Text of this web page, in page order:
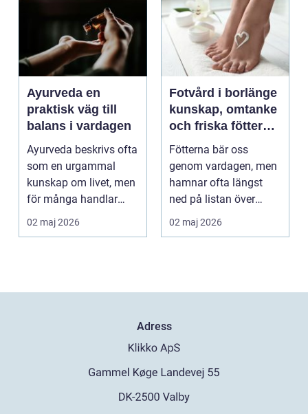
Ayurveda en
praktisk väg till
balans i vardagen
Ayurveda beskrivs ofta
som en urgammal
kunskap om livet, men
för många handlar
frågan om något
betyd...
02 maj 2026
Fotvård i borlänge
kunskap, omtanke
och friska fötter
året runt
Fötterna bär oss
genom vardagen, men
hamnar ofta längst
ned på listan över
egenvård. Många
vänjer si...
02 maj 2026
Adress